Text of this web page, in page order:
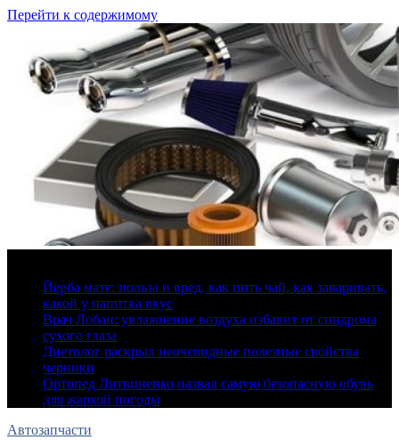
Перейти к содержимому
Йерба мате: польза и вред, как пить чай, как заваривать,
какой у напитка вкус
Врач Лобан: увлажнение воздуха избавит от синдрома
сухого глаза
Диетолог раскрыл неочевидные полезные свойства
черники
Ортопед Литвиненко назвал самую безопасную обувь
для жаркой погоды
Автозапчасти